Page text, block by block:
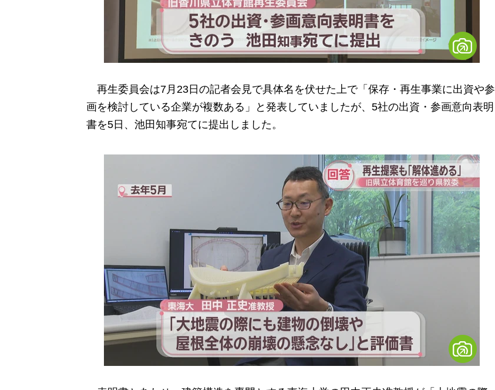
再生委員会は7月23日の記者会見で具体名を伏せた上で「保存・再生事業に出資や参
画を検討している企業が複数ある」と発表していましたが、5社の出資・参画意向表明
書を5日、池田知事宛てに提出しました。